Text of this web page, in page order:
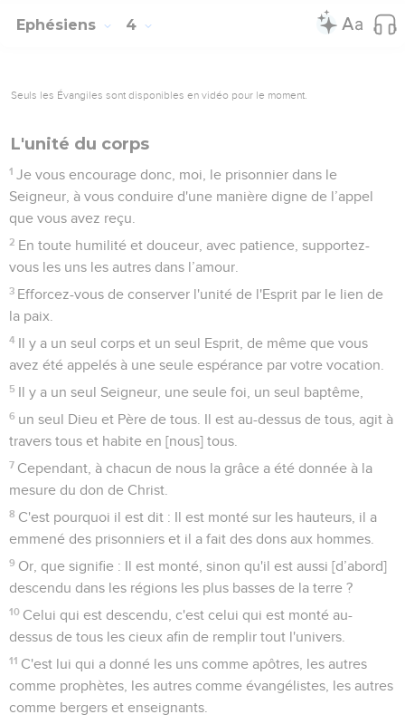
Ephésiens 4
Seuls les Évangiles sont disponibles en vidéo pour le moment.
L'unité du corps
1 Je vous encourage donc, moi, le prisonnier dans le
Seigneur, à vous conduire d'une manière digne de l’appel
que vous avez reçu.
2 En toute humilité et douceur, avec patience, supportez-
vous les uns les autres dans l’amour.
3 Efforcez-vous de conserver l'unité de l'Esprit par le lien de
la paix.
4 Il y a un seul corps et un seul Esprit, de même que vous
avez été appelés à une seule espérance par votre vocation.
5 Il y a un seul Seigneur, une seule foi, un seul baptême,
6 un seul Dieu et Père de tous. Il est au-dessus de tous, agit à
travers tous et habite en [nous] tous.
7 Cependant, à chacun de nous la grâce a été donnée à la
mesure du don de Christ.
8 C'est pourquoi il est dit : Il est monté sur les hauteurs, il a
emmené des prisonniers et il a fait des dons aux hommes.
9 Or, que signifie : Il est monté, sinon qu'il est aussi [d’abord]
descendu dans les régions les plus basses de la terre ?
10 Celui qui est descendu, c'est celui qui est monté au-
dessus de tous les cieux afin de remplir tout l'univers.
11 C'est lui qui a donné les uns comme apôtres, les autres
comme prophètes, les autres comme évangélistes, les autres
comme bergers et enseignants.